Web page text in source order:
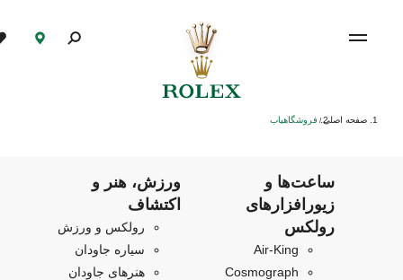
صفحه اصلی/ فروشگاهیاب
ساعت‌ها و
زیورافزارهای
رولکس
Air‑King
Cosmograph
ورزش، هنر و
اکتشاف
رولکس و ورزش
سیاره جاودان
هنرهای جاودان